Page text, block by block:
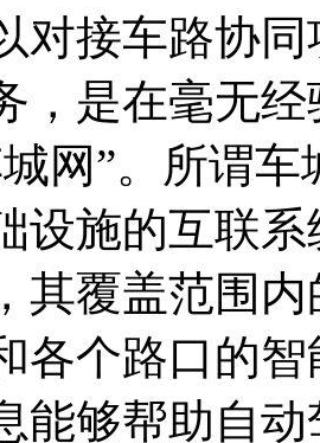
对接车路协
，是在毫无
网”。所谓
设施的互联
其覆盖范围
各个路口的
能够帮助自